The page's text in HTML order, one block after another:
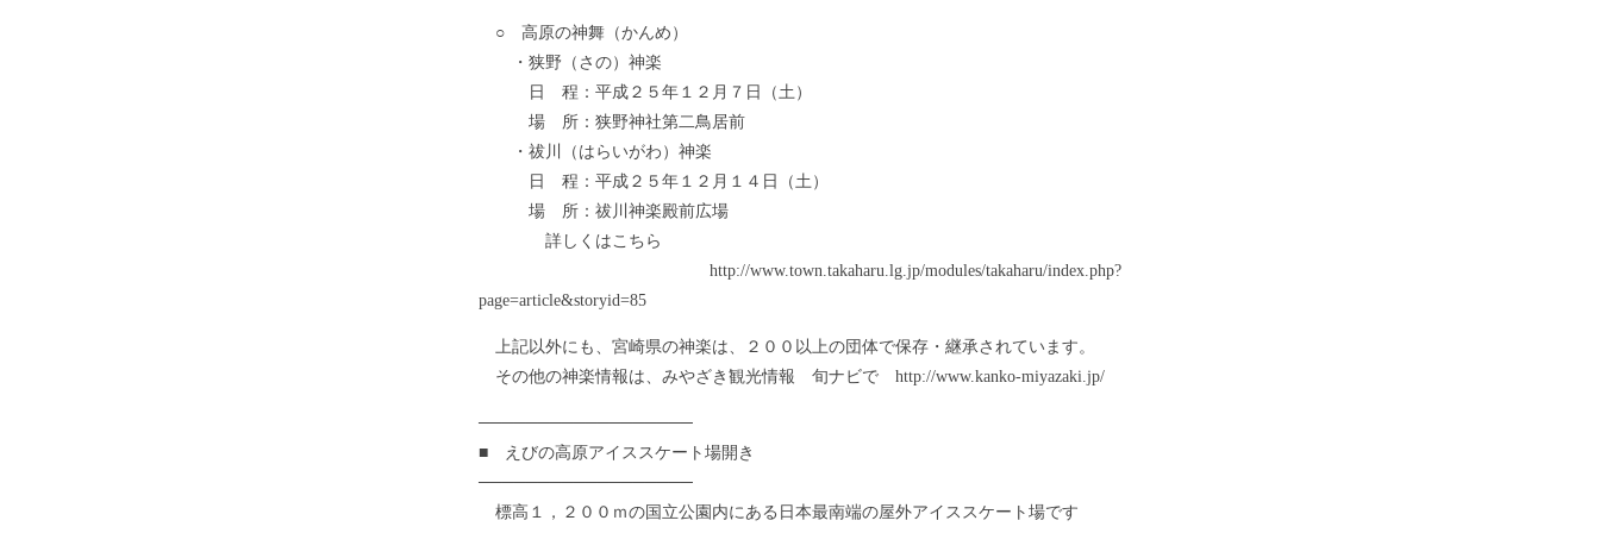
○ 高原の神舞（かんめ）
・狭野（さの）神楽
日 程：平成２５年１２月７日（土）
場 所：狭野神社第二鳥居前
・祓川（はらいがわ）神楽
日 程：平成２５年１２月１４日（土）
場 所：祓川神楽殿前広場
詳しくはこちら
http://www.town.takaharu.lg.jp/modules/takaharu/index.php?
page=article&storyid=85
上記以外にも、宮崎県の神楽は、２００以上の団体で保存・継承されています。
その他の神楽情報は、みやざき観光情報 旬ナビで http://www.kanko-miyazaki.jp/
──────────────────
■ えびの高原アイススケート場開き
──────────────────
標高１，２００ｍの国立公園内にある日本最南端の屋外アイススケート場です